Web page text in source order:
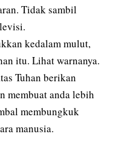
Tidak sambil
kedalam mulut,
itu. Lihat warnanya.
Tuhan berikan
membuat anda lebih
membungkuk
manusia.